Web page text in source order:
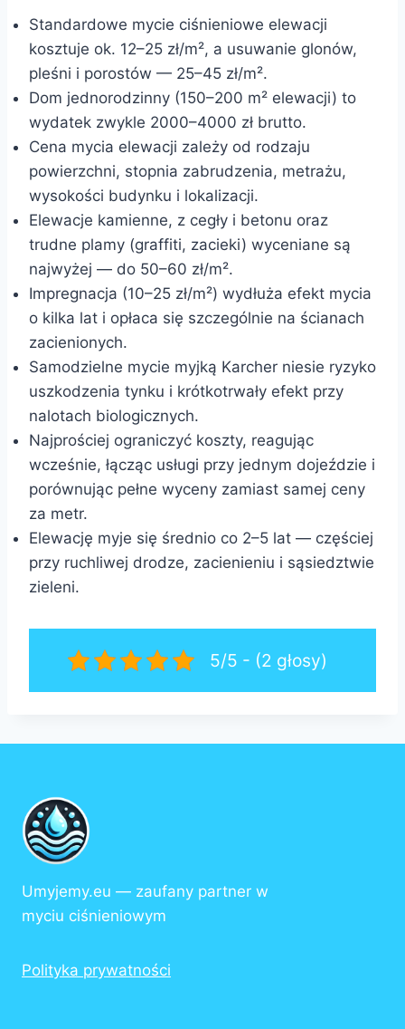
Standardowe mycie ciśnieniowe elewacji
kosztuje ok. 12–25 zł/m², a usuwanie glonów,
pleśni i porostów — 25–45 zł/m².
Dom jednorodzinny (150–200 m² elewacji) to
wydatek zwykle 2000–4000 zł brutto.
Cena mycia elewacji zależy od rodzaju
powierzchni, stopnia zabrudzenia, metrażu,
wysokości budynku i lokalizacji.
Elewacje kamienne, z cegły i betonu oraz
trudne plamy (graffiti, zacieki) wyceniane są
najwyżej — do 50–60 zł/m².
Impregnacja (10–25 zł/m²) wydłuża efekt mycia
o kilka lat i opłaca się szczególnie na ścianach
zacienionych.
Samodzielne mycie myjką Karcher niesie ryzyko
uszkodzenia tynku i krótkotrwały efekt przy
nalotach biologicznych.
Najprościej ograniczyć koszty, reagując
wcześnie, łącząc usługi przy jednym dojeździe i
porównując pełne wyceny zamiast samej ceny
za metr.
Elewację myje się średnio co 2–5 lat — częściej
przy ruchliwej drodze, zacienieniu i sąsiedztwie
zieleni.
5/5 - (2 głosy)
Umyjemy.eu — zaufany partner w
myciu ciśnieniowym
Polityka prywatności